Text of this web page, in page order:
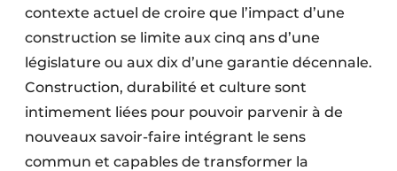
contexte actuel de croire que l’impact d’une
construction se limite aux cinq ans d’une
législature ou aux dix d’une garantie décennale.
Construction, durabilité et culture sont
intimement liées pour pouvoir parvenir à de
nouveaux savoir-faire intégrant le sens
commun et capables de transformer la